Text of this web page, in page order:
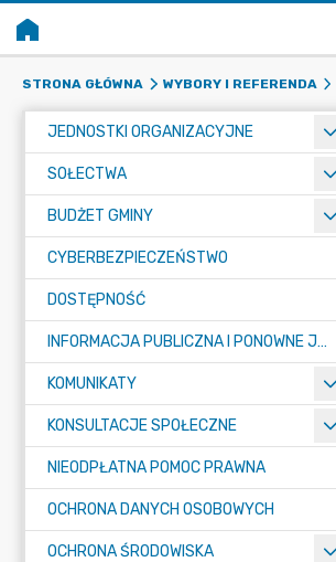
STRONA GŁÓWNA WYBORY I REFERENDA
JEDNOSTKI ORGANIZACYJNE
SOŁECTWA
BUDŻET GMINY
CYBERBEZPIECZEŃSTWO
DOSTĘPNOŚĆ
INFORMACJA PUBLICZNA I PONOWNE JEJ WYKORZYSTYWANIE
KOMUNIKATY
KONSULTACJE SPOŁECZNE
NIEODPŁATNA POMOC PRAWNA
OCHRONA DANYCH OSOBOWYCH
OCHRONA ŚRODOWISKA